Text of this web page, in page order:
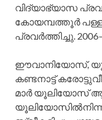
വിദ്യാഭ്യാസ
കോയമ്പത്തൂര്‍ പള്ളി
പ്രവര്‍ത്തിച്ചു.
ഈവാനിയോസ്‌,
കണ്ടനാട്ട്‌
മാര്‍ യൂലിയോസ്‌
യൂലിയോസില്‍നിന്ന്‌